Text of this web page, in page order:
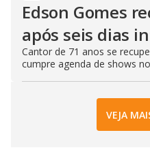
Edson Gomes
após seis dias
Cantor de 71 anos se
cumpre agenda de shows
VEJA